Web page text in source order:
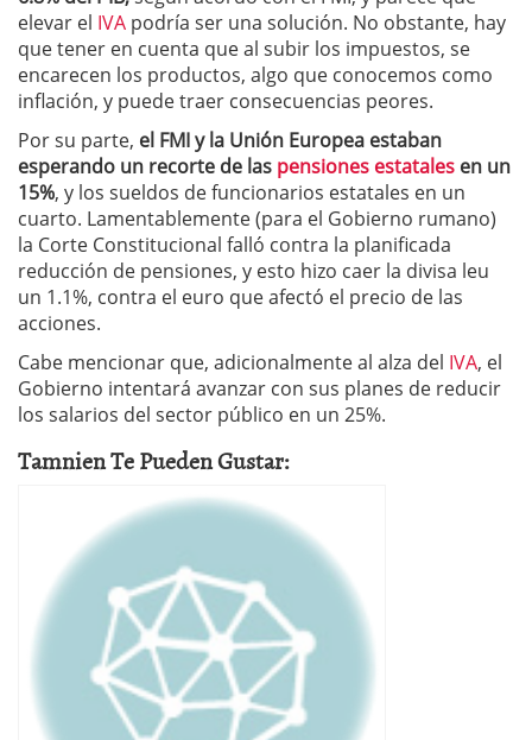
elevar el IVA podría ser una solución. No obstante, hay
que tener en cuenta que al subir los impuestos, se
encarecen los productos, algo que conocemos como
inflación, y puede traer consecuencias peores.
Por su parte, el FMI y la Unión Europea estaban
esperando un recorte de las pensiones estatales en un
15%, y los sueldos de funcionarios estatales en un
cuarto. Lamentablemente (para el Gobierno rumano)
la Corte Constitucional falló contra la planificada
reducción de pensiones, y esto hizo caer la divisa leu
un 1.1%, contra el euro que afectó el precio de las
acciones.
Cabe mencionar que, adicionalmente al alza del IVA, el
Gobierno intentará avanzar con sus planes de reducir
los salarios del sector público en un 25%.
Tamnien Te Pueden Gustar: